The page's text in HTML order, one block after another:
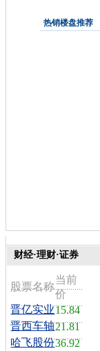
热销楼盘推荐
财经·理财·证券
股票名称
当前
价
晋亿实业15.84
晋西车轴21.81
哈飞股份36.92